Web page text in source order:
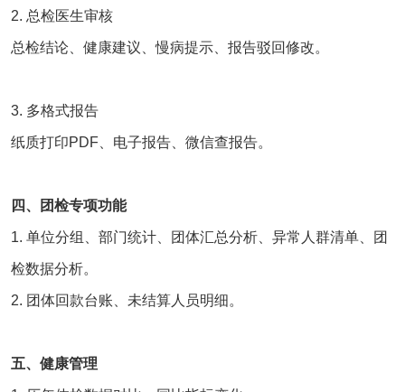
2. 总检医生审核
总检结论、健康建议、慢病提示、报告驳回修改。
3. 多格式报告
纸质打印PDF、电子报告、微信查报告。
四、团检专项功能
1. 单位分组、部门统计、团体汇总分析、异常人群清单、团
检数据分析。
2. 团体回款台账、未结算人员明细。
五、健康管理